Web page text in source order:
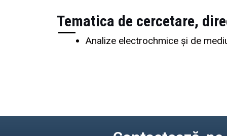
Tematica de cercetare,
Analize electrochmice și de